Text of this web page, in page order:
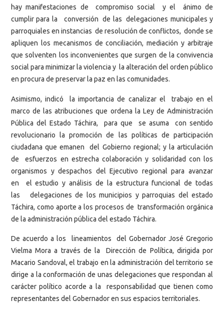
hay manifestaciones de compromiso social y el ánimo de
cumplir para la conversión de las delegaciones municipales y
parroquiales en instancias de resolución de conflictos, donde se
apliquen los mecanismos de conciliación, mediación y arbitraje
que solventen los inconvenientes que surgen de la convivencia
social para minimizar la violencia y la alteración del orden público
en procura de preservar la paz en las comunidades.
Asimismo, indicó la importancia de canalizar el trabajo en el
marco de las atribuciones que ordena la Ley de Administración
Pública del Estado Táchira, para que se asuma con sentido
revolucionario la promoción de las políticas de participación
ciudadana que emanen del Gobierno regional; y la articulación
de esfuerzos en estrecha colaboración y solidaridad con los
organismos y despachos del Ejecutivo regional para avanzar
en el estudio y análisis de la estructura funcional de todas
las delegaciones de los municipios y parroquias del estado
Táchira, como aporte a los procesos de transformación orgánica
de la administración pública del estado Táchira.
De acuerdo a los lineamientos del Gobernador José Gregorio
Vielma Mora a través de la Dirección de Política, dirigida por
Macario Sandoval, el trabajo en la administración del territorio se
dirige a la conformación de unas delegaciones que respondan al
carácter político acorde a la responsabilidad que tienen como
representantes del Gobernador en sus espacios territoriales.